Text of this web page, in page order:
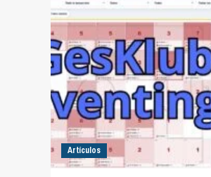
Artículos